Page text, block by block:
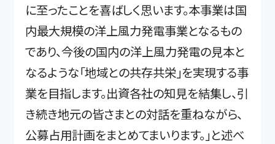
に至ったことを喜ばしく思います。本事業は国
内最大規模の洋上風力発電事業となるもの
であり、今後の国内の洋上風力発電の見本と
なるような「地域との共存共栄」を実現する事
業を目指します。出資各社の知見を結集し、引
き続き地元の皆さまとの対話を重ねながら、
公募占用計画をまとめてまいります。」と述べ